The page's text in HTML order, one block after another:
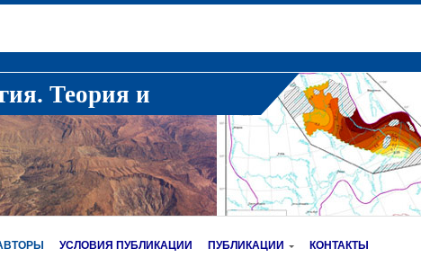
Теория и
УСЛОВИЯ ПУБЛИКАЦИИ ПУБЛИКАЦИИ КОНТАКТЫ